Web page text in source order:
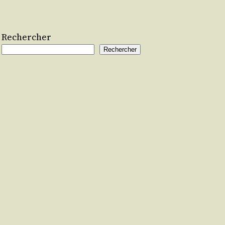
Rechercher
Rechercher